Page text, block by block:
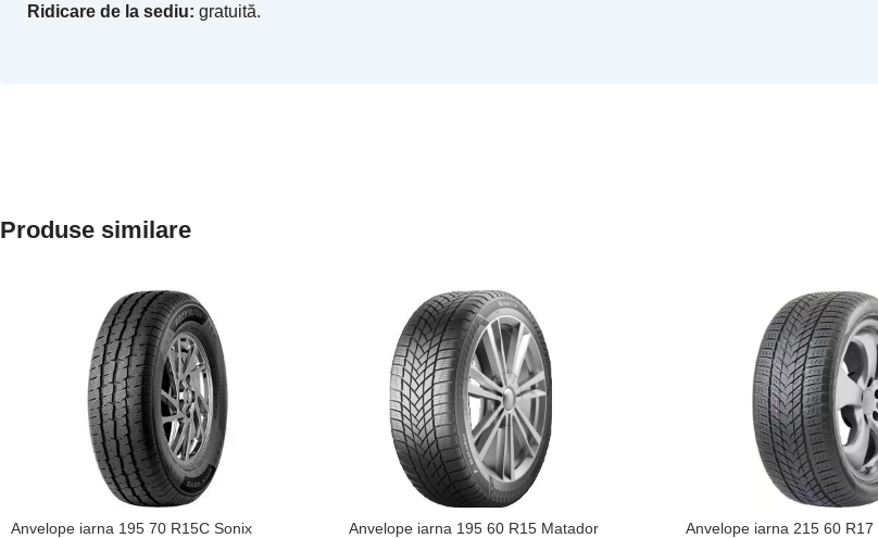
Ridicare de la sediu: gratuită.
Produse similare
Anvelope iarna 195 70 R15C Sonix
Anvelope iarna 195 60 R15 Matador
Anvelope iarna 215 60 R17